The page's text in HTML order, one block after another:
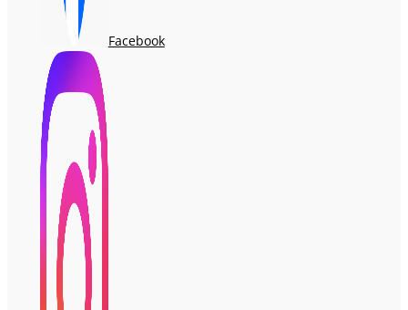
Facebook